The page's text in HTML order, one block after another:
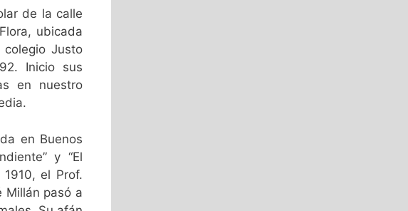
de la calle
ubicada
Justo
Inicio sus
en nuestro
en Buenos
y “El
el Prof.
Millán pasó a